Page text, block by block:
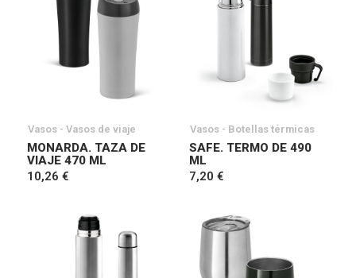
Vasos - Vasos de viaje
MONARDA. TAZA DE
VIAJE 470 ML
10,26 €
Vasos - Botellas térmicas
SAFE. TERMO DE 490
ML
7,20 €